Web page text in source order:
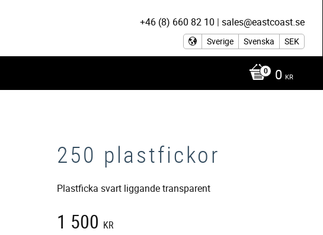
+46 (8) 660 82 10 | sales@eastcoast.se
Sverige Svenska SEK
0 KR
250 plastfickor
Plastficka svart liggande transparent
1 500 KR